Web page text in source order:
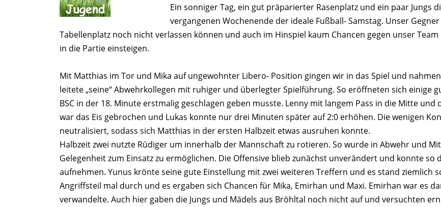
Ein sonniger Tag, ein gut präparierter Rasenplatz und ein paar Jungs
vergangenen Wochenende der ideale Fußball- Samstag. Unser
Tabellenplatz noch nicht verlassen können und auch im Hinspiel kaum Chancen gegen unser
in die Partie einsteigen.
Mit Matthias im Tor und Mika auf ungewohnter Libero- Position gingen wir in das Spiel und
leitete „seine“ Abwehrkollegen mit ruhiger und überlegter Spielführung. So eröffneten sich einige
BSC in der 18. Minute erstmalig geschlagen geben musste. Lenny mit langem Pass in die Mitte
war das Eis gebrochen und Lukas konnte nur drei Minuten später auf 2:0 erhöhen. Die wenigen
neutralisiert, sodass sich Matthias in der ersten Halbzeit etwas ausruhen konnte.
Halbzeit zwei nutzte Rüdiger um innerhalb der Mannschaft zu rotieren. So wurde in Abwehr und
Gelegenheit zum Einsatz zu ermöglichen. Die Offensive blieb zunächst unverändert und konnte
aufnehmen. Yunus krönte seine gute Einstellung mit zwei weiteren Treffern und es stand ziemlich
Angriffsteil mal durch und es ergaben sich Chancen für Mika, Emirhan und Maxi. Emirhan war es
verwandelte. Auch hier gaben die Jungs und Mädels aus Bröhltal noch nicht auf und versuchten